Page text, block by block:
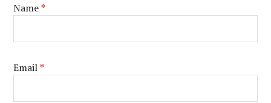
Name*
Email*